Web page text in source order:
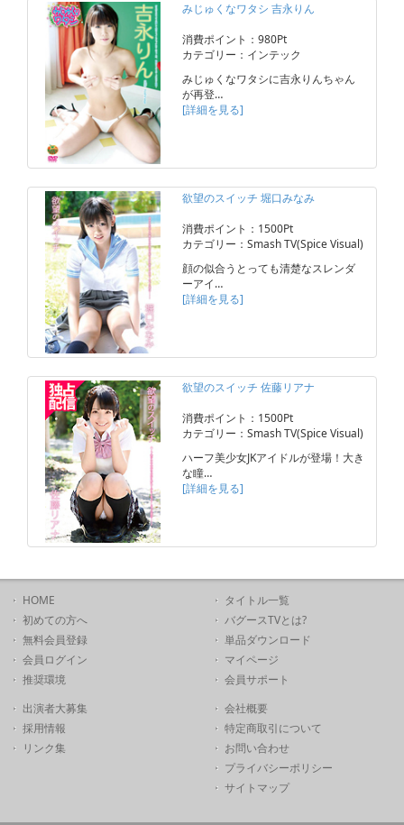
みじゅくなワタシ 吉永りん
消費ポイント：980Pt
カテゴリー：インテック
みじゅくなワタシに吉永りんちゃん
が再登…
[詳細を見る]
欲望のスイッチ 堀口みなみ
消費ポイント：1500Pt
カテゴリー：Smash TV(Spice Visual)
顔の似合うとっても清楚なスレンダ
ーアイ…
[詳細を見る]
欲望のスイッチ 佐藤リアナ
消費ポイント：1500Pt
カテゴリー：Smash TV(Spice Visual)
ハーフ美少女JKアイドルが登場！大き
な瞳…
[詳細を見る]
HOME
初めての方へ
無料会員登録
会員ログイン
推奨環境
タイトル一覧
バグースTVとは?
単品ダウンロード
マイページ
会員サポート
出演者大募集
採用情報
リンク集
会社概要
特定商取引について
お問い合わせ
プライバシーポリシー
サイトマップ